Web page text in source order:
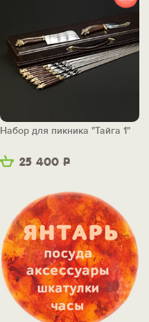
25 400 Р
Набор для пикника "Тайга 1"